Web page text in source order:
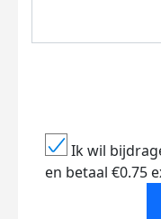
Ik wil
en betaal €0.75